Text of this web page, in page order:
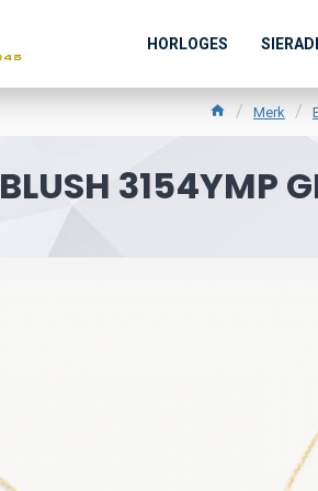
HORLOGES
Merk
BLUSH 3154YMP